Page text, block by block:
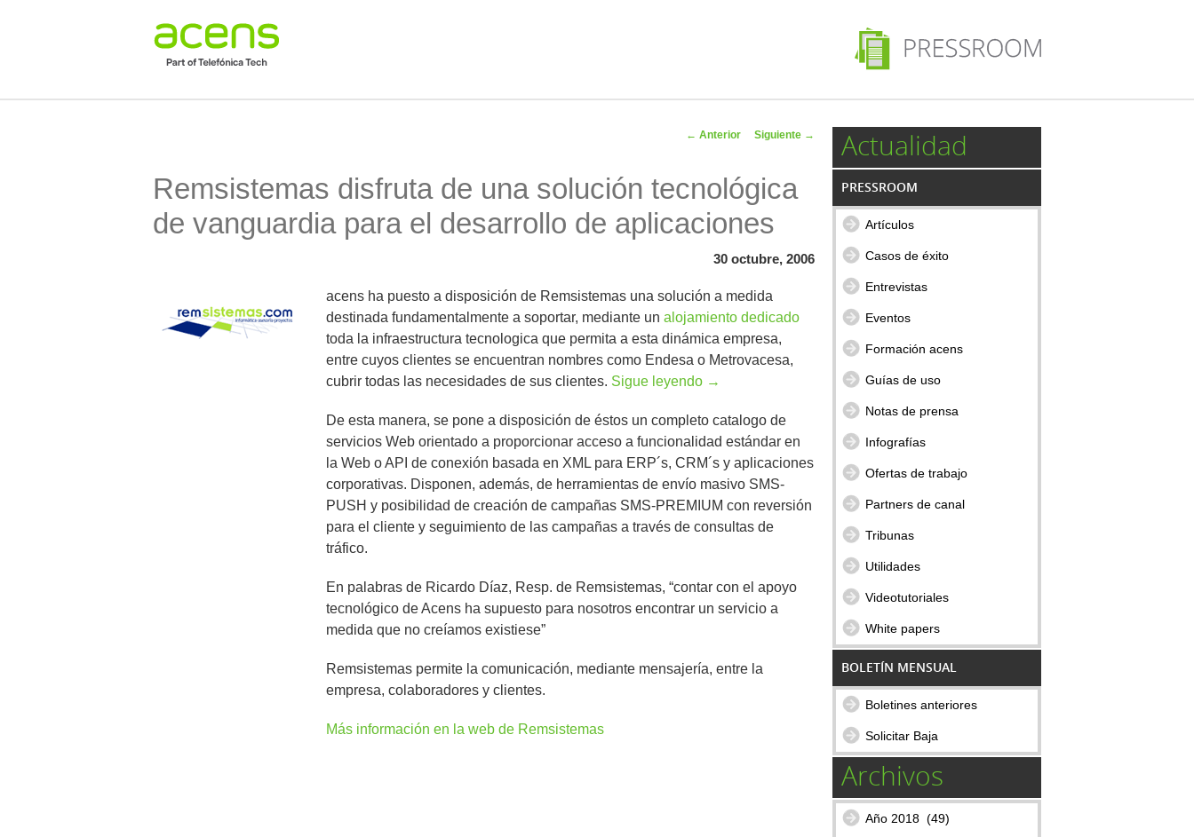
Navegador de
← Anterior Siguiente →
Remsistemas disfruta de una solución tecnológica
de vanguardia para el desarrollo de aplicaciones
30 octubre, 2006
acens ha puesto a disposición de Remsistemas una solución a medida
destinada fundamentalmente a soportar, mediante un alojamiento dedicado
toda la infraestructura tecnologica que permita a esta dinámica empresa,
entre cuyos clientes se encuentran nombres como Endesa o Metrovacesa,
cubrir todas las necesidades de sus clientes. Sigue leyendo →
De esta manera, se pone a disposición de éstos un completo catalogo de
servicios Web orientado a proporcionar acceso a funcionalidad estándar en
la Web o API de conexión basada en XML para ERP´s, CRM´s y aplicaciones
corporativas. Disponen, además, de herramientas de envío masivo SMS-
PUSH y posibilidad de creación de campañas SMS-PREMIUM con reversión
para el cliente y seguimiento de las campañas a través de consultas de
tráfico.
En palabras de Ricardo Díaz, Resp. de Remsistemas, “contar con el apoyo
tecnológico de Acens ha supuesto para nosotros encontrar un servicio a
medida que no creíamos existiese”
Remsistemas permite la comunicación, mediante mensajería, entre la
empresa, colaboradores y clientes.
Más información en la web de Remsistemas
Actualidad
PRESSROOM
Artículos
Casos de éxito
Entrevistas
Eventos
Formación acens
Guías de uso
Notas de prensa
Infografías
Ofertas de trabajo
Partners de canal
Tribunas
Utilidades
Videotutoriales
White papers
BOLETÍN MENSUAL
Boletines anteriores
Solicitar Baja
Archivos
Año 2018 (49)